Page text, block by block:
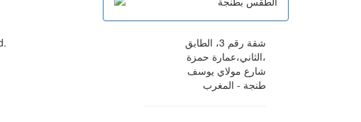
شقة رقم 3، الطابق
الثاني،عمارة حمزة،
شارع مولاي يوسف